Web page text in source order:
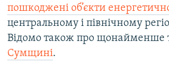
пошкоджені об’єкти
центральному і північному
Відомо також про щонайменше
Сумщині.